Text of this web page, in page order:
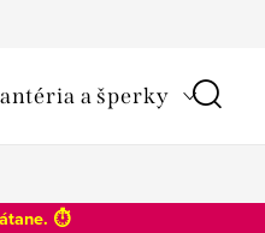
a šperky
⏱️